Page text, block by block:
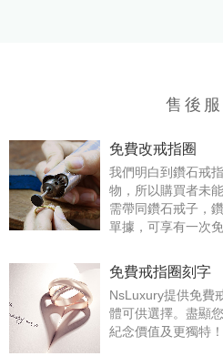
售後
免費改戒指圈
我們明白到鑽石戒
物，所以購買者未
需帶同鑽石戒子，
單據，可享有一次
免費戒指圈刻字
NsLuxury提供免費
體可供選擇。盡顯
紀念價值及更獨特！